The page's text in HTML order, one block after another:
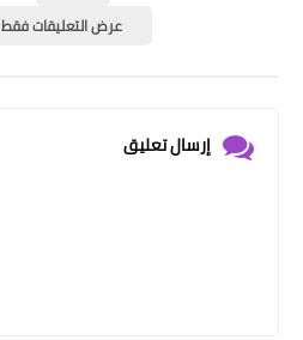
عرض التعليقات فقط
إرسال تعليق